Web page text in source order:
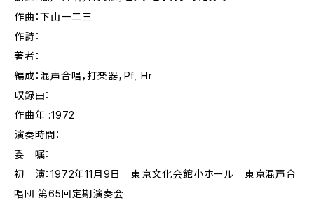
作曲：下山一二三
作詩：
著者：
編成：混声合唱，打楽器，Pf, Hr
収録曲：
作曲年 :1972
演奏時間：
委 嘱：
初 演：1972年11月9日 東京文化会館小ホール 東京混声合
唱団 第65回定期演奏会